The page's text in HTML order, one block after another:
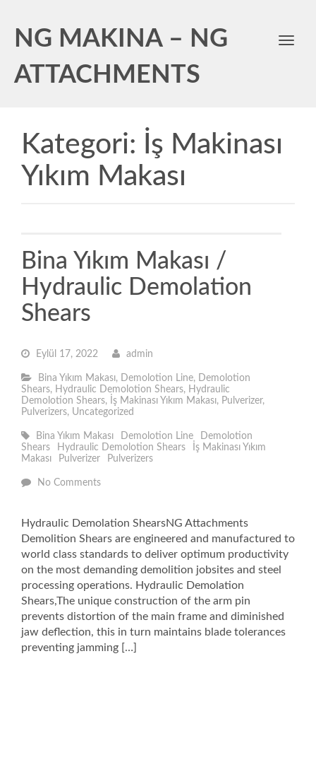
NG MAKINA – NG
ATTACHMENTS
Toggle
Kategori: İş Makinası
Yıkım Makası
Bina Yıkım Makası /
Hydraulic Demolation
Shears
Eylül 17, 2022 admin
Bina Yıkım Makası, Demolotion Line, Demolotion
Shears, Hydraulic Demolotion Shears, Hydraulic
Demolotion Shears, İş Makinası Yıkım Makası, Pulverizer,
Pulverizers, Uncategorized
Bina Yıkım Makası Demolotion Line
Demolotion
Shears
Hydraulic Demolotion Shears
İş Makinası Yıkım
Makası
Pulverizer Pulverizers
No Comments
Hydraulic Demolation ShearsNG Attachments
Demolition Shears are engineered and manufactured to
world class standards to deliver optimum productivity
on the most demanding demolition jobsites and steel
processing operations. Hydraulic Demolation
Shears,The unique construction of the arm pin
prevents distortion of the main frame and diminished
jaw deflection, this in turn maintains blade tolerances
preventing jamming […]